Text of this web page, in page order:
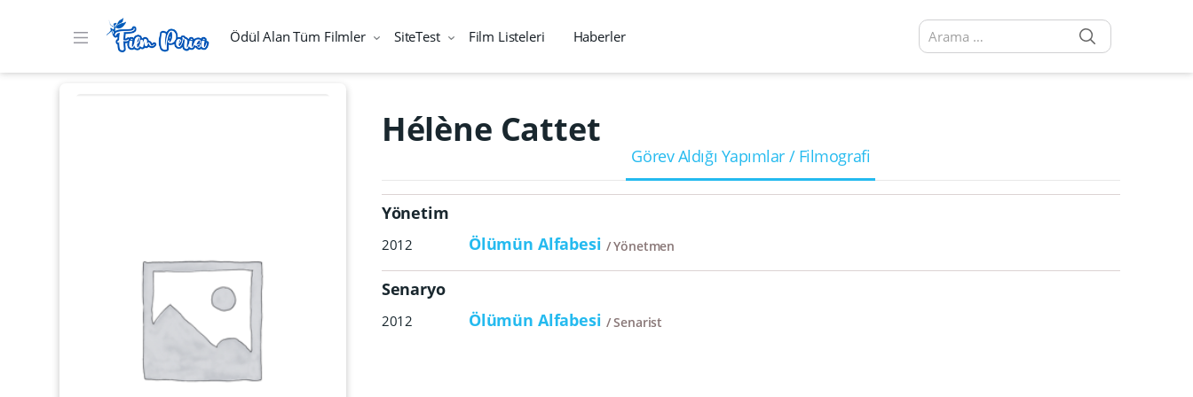
Ödül Alan Tüm Filmler SiteTest Film Listeleri Haberler
Arama sonuçları:
Hélène Cattet
Görev Aldığı Yapımlar / Filmografi
Yönetim
2012 Ölümün Alfabesi Yönetmen
Senaryo
2012 Ölümün Alfabesi Senarist